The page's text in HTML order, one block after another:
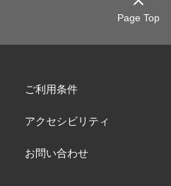
Page Top
ご利用条件
アクセシビリティ
お問い合わせ